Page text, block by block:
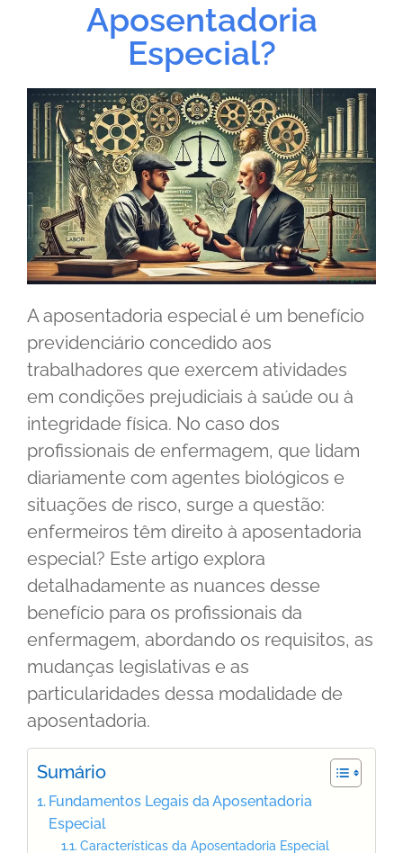
Aposentadoria
Especial?
A aposentadoria especial é um benefício
previdenciário concedido aos
trabalhadores que exercem atividades
em condições prejudiciais à saúde ou à
integridade física. No caso dos
profissionais de enfermagem, que lidam
diariamente com agentes biológicos e
situações de risco, surge a questão:
enfermeiros têm direito à aposentadoria
especial? Este artigo explora
detalhadamente as nuances desse
benefício para os profissionais da
enfermagem, abordando os requisitos, as
mudanças legislativas e as
particularidades dessa modalidade de
aposentadoria.
Sumário
Fundamentos Legais da Aposentadoria
Especial
Características da Aposentadoria Especial